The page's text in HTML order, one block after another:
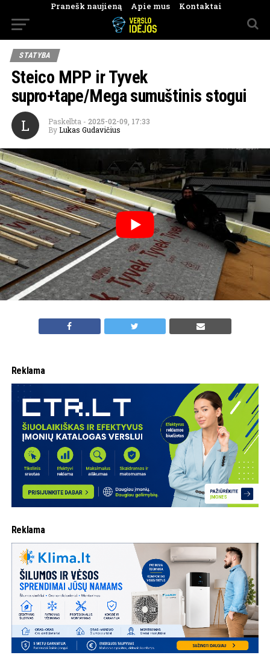
Pranešk naujieną Apie mus Kontaktai
STATYBA
Steico MPP ir Tyvek
supro+tape/Mega sumuštinis stogui
L Paskelbta - 2025-02-09, 17:33
By Lukas Gudavičius
Reklama
Reklama